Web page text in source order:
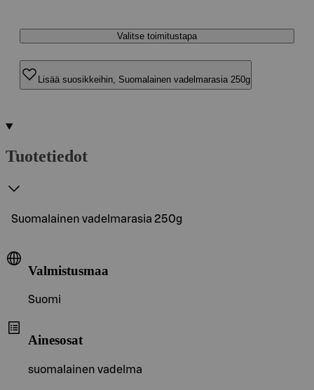
Valitse toimitustapa
Lisää suosikkeihin, Suomalainen vadelmarasia 250g
Tuotetiedot
Suomalainen vadelmarasia 250g
Valmistusmaa
Suomi
Ainesosat
suomalainen vadelma